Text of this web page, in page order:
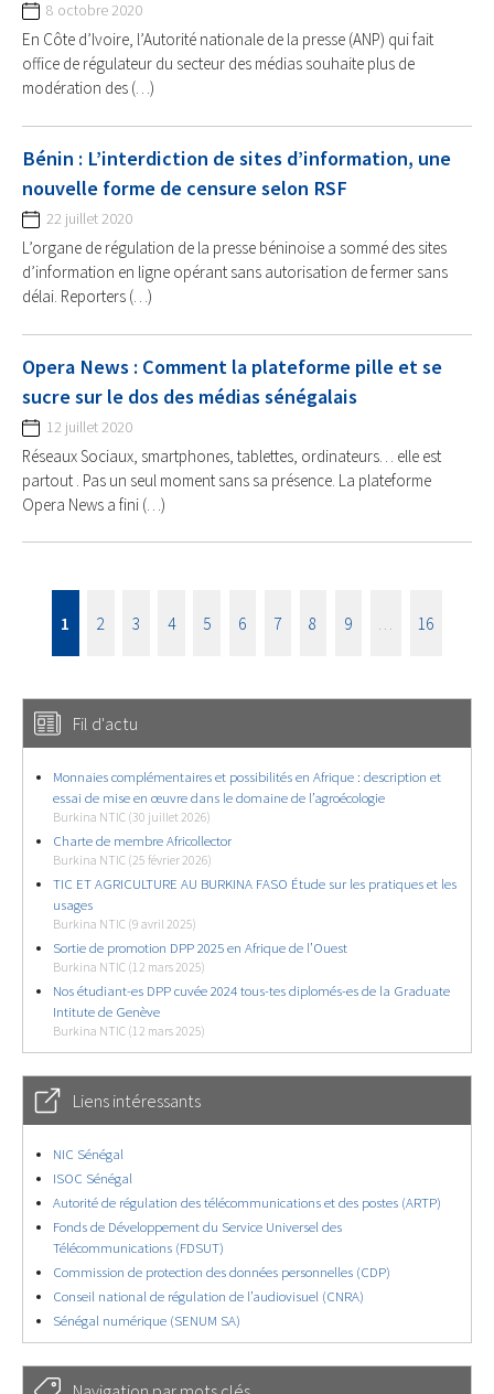
8 octobre 2020
En Côte d’Ivoire, l’Autorité nationale de la presse (ANP) qui fait
office de régulateur du secteur des médias souhaite plus de
modération des (…)
Bénin : L’interdiction de sites d’information, une
nouvelle forme de censure selon RSF
22 juillet 2020
L’organe de régulation de la presse béninoise a sommé des sites
d’information en ligne opérant sans autorisation de fermer sans
délai. Reporters (…)
Opera News : Comment la plateforme pille et se
sucre sur le dos des médias sénégalais
12 juillet 2020
Réseaux Sociaux, smartphones, tablettes, ordinateurs… elle est
partout . Pas un seul moment sans sa présence. La plateforme
Opera News a fini (…)
1 2 3 4 5 6 7 8 9 16
Fil d'actu
Monnaies complémentaires et possibilités en Afrique : description et
essai de mise en œuvre dans le domaine de l’agroécologie
Burkina NTIC (30 juillet 2026)
Charte de membre Africollector
Burkina NTIC (25 février 2026)
TIC ET AGRICULTURE AU BURKINA FASO Étude sur les pratiques et les
usages
Burkina NTIC (9 avril 2025)
Sortie de promotion DPP 2025 en Afrique de l’Ouest
Burkina NTIC (12 mars 2025)
Nos étudiant-es DPP cuvée 2024 tous-tes diplomés-es de la Graduate
Intitute de Genève
Burkina NTIC (12 mars 2025)
Liens intéressants
NIC Sénégal
ISOC Sénégal
Autorité de régulation des télécommunications et des postes (ARTP)
Fonds de Développement du Service Universel des
Télécommunications (FDSUT)
Commission de protection des données personnelles (CDP)
Conseil national de régulation de l’audiovisuel (CNRA)
Sénégal numérique (SENUM SA)